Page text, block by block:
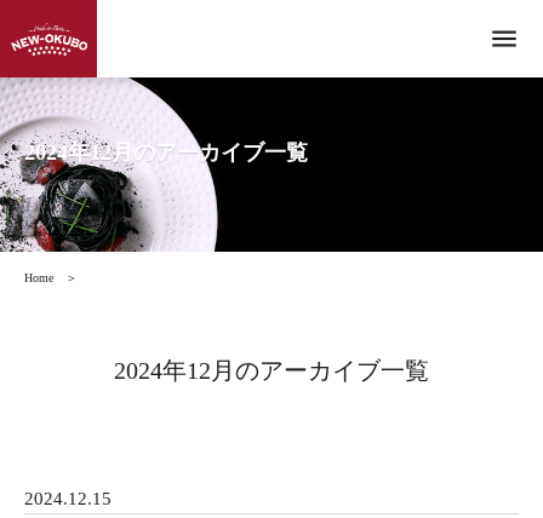
menu
2024年12月のアーカイブ一覧
Home ＞
2024年12月のアーカイブ一覧
2024.12.15